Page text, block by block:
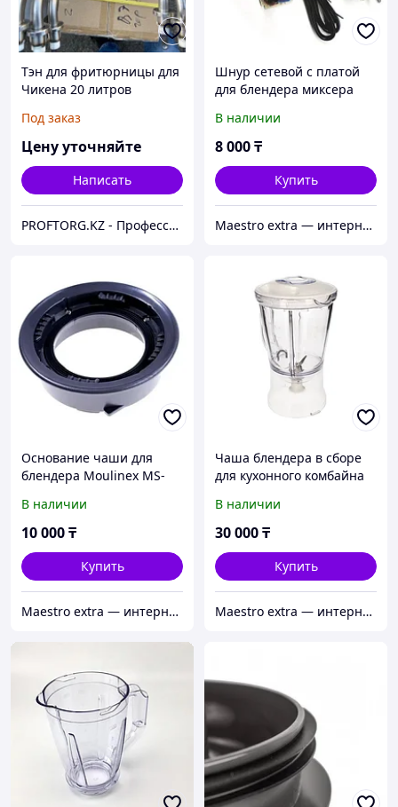
Тэн для фритюрницы для
Чикена 20 литров
Под заказ
Цену уточняйте
Написать
PROFTORG.KZ - Профессиональная и бытовая техника
Шнур сетевой с платой
для блендера миксера
В наличии
8 000₸
Купить
Maestro extra — интернет-магазин запчастей для крупной и мелкой бытовой техники в Алматы
Основание чаши для
блендера Moulinex MS-
В наличии
10 000₸
Купить
Maestro extra — интернет-магазин запчастей для крупной и мелкой бытовой техники в Алматы
Чаша блендера в сборе
для кухонного комбайна
MS-5A02453
В наличии
30 000₸
Купить
Maestro extra — интернет-магазин запчастей для крупной и мелкой бытовой техники в Алматы